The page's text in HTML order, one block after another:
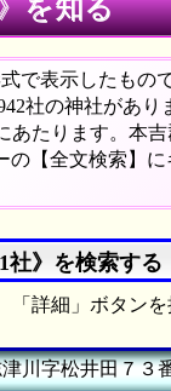
を知る
表示したもので
社の神社があ
あたります。本
【全文検索】に
社》を検索する
「詳細」ボタン
川字松井田７３